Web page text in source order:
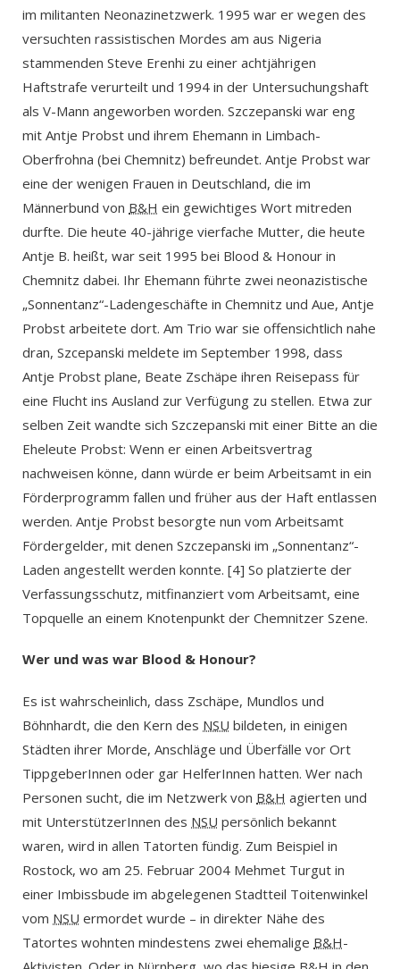
im militanten Neonazinetzwerk. 1995 war er wegen des
versuchten rassistischen Mordes am aus Nigeria
stammenden Steve Erenhi zu einer achtjährigen
Haftstrafe verurteilt und 1994 in der Untersuchungshaft
als V-Mann angeworben worden. Szczepanski war eng
mit Antje Probst und ihrem Ehemann in Limbach-
Oberfrohna (bei Chemnitz) befreundet. Antje Probst war
eine der wenigen Frauen in Deutschland, die im
Männerbund von B&H ein gewichtiges Wort mitreden
durfte. Die heute 40-jährige vierfache Mutter, die heute
Antje B. heißt, war seit 1995 bei Blood & Honour in
Chemnitz dabei. Ihr Ehemann führte zwei neonazistische
„Sonnentanz“-Ladengeschäfte in Chemnitz und Aue, Antje
Probst arbeitete dort. Am Trio war sie offensichtlich nahe
dran, Szcepanski meldete im September 1998, dass
Antje Probst plane, Beate Zschäpe ihren Reisepass für
eine Flucht ins Ausland zur Verfügung zu stellen. Etwa zur
selben Zeit wandte sich Szczepanski mit einer Bitte an die
Eheleute Probst: Wenn er einen Arbeitsvertrag
nachweisen könne, dann würde er beim Arbeitsamt in ein
Förderprogramm fallen und früher aus der Haft entlassen
werden. Antje Probst besorgte nun vom Arbeitsamt
Fördergelder, mit denen Szczepanski im „Sonnentanz“-
Laden angestellt werden konnte. [4] So platzierte der
Verfassungsschutz, mitfinanziert vom Arbeitsamt, eine
Topquelle an einem Knotenpunkt der Chemnitzer Szene.
Wer und was war Blood & Honour?
Es ist wahrscheinlich, dass Zschäpe, Mundlos und
Böhnhardt, die den Kern des NSU bildeten, in einigen
Städten ihrer Morde, Anschläge und Überfälle vor Ort
TippgeberInnen oder gar HelferInnen hatten. Wer nach
Personen sucht, die im Netzwerk von B&H agierten und
mit UnterstützerInnen des NSU persönlich bekannt
waren, wird in allen Tatorten fündig. Zum Beispiel in
Rostock, wo am 25. Februar 2004 Mehmet Turgut in
einer Imbissbude im abgelegenen Stadtteil Toitenwinkel
vom NSU ermordet wurde – in direkter Nähe des
Tatortes wohnten mindestens zwei ehemalige B&H-